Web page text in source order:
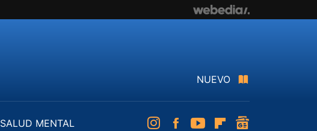
NUEVO
SALUD MENTAL
InstagramFacebookYoutubeFlipboard